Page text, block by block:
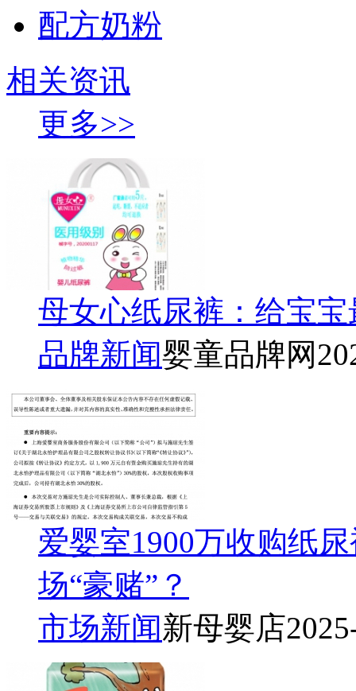
配方奶粉
相关资讯
更多>>
母女心纸尿裤：给宝
品牌新闻婴童品牌网
爱婴室1900万收购纸
场“豪赌”？
市场新闻新母婴店